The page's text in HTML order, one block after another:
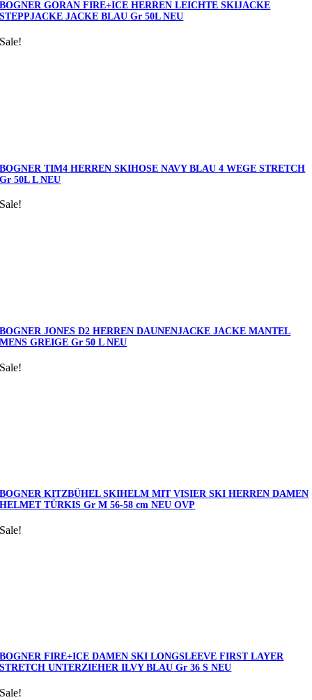
BOGNER GORAN FIRE+ICE HERREN LEICHTE SKIJACKE
STEPPJACKE JACKE BLAU Gr 50L NEU
Sale!
BOGNER TIM4 HERREN SKIHOSE NAVY BLAU 4 WEGE STRETCH
Gr 50L L NEU
Sale!
BOGNER JONES D2 HERREN DAUNENJACKE JACKE MANTEL
MENS GREIGE Gr 50 L NEU
Sale!
BOGNER KITZBÜHEL SKIHELM MIT VISIER SKI HERREN DAMEN
HELMET TÜRKIS Gr M 56-58 cm NEU OVP
Sale!
BOGNER FIRE+ICE DAMEN SKI LONGSLEEVE FIRST LAYER
STRETCH UNTERZIEHER ILVY BLAU Gr 36 S NEU
Sale!